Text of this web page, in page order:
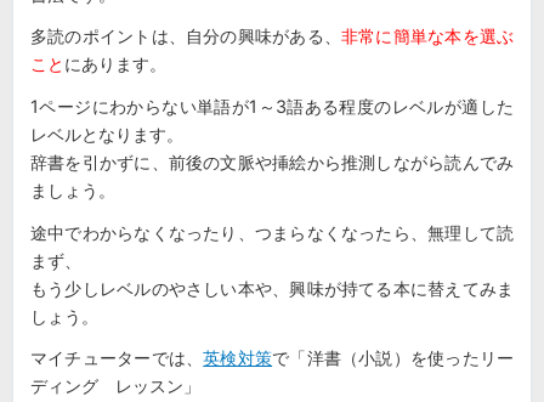
多読のポイントは、自分の興味がある、 非常に簡単な本を選ぶ
こと にあります。
1ページにわからない単語が1～3語ある程度のレベルが適した
レベルとなります。
辞書を引かずに、前後の文脈や挿絵から推測しながら読んでみ
ましょう。
途中でわからなくなったり、つまらなくなったら、無理して読
まず、
もう少しレベルのやさしい本や、興味が持てる本に替えてみま
しょう。
マイチューターでは、英検対策で「洋書（小説）を使ったリー
ディング レッスン」